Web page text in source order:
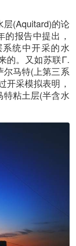
(Aquitard)的论
报告中提出，
统中开采的水
的。又如苏联Γ.
尔马特(上第三系
开采模拟表明，
特粘土层(半含水